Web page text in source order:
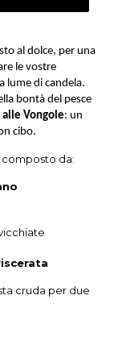
al dolce, per una
le vostre
lume di candela.
bontà del pesce
alle Vongole: un
cibo.
da:
cruda per due